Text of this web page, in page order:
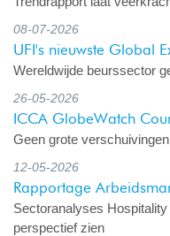
08-07-2026
UFI's nieuwste Global
Wereldwijde beurssector
26-05-2026
ICCA GlobeWatch
Geen grote
12-05-2026
Rapportage
Sectoranalyses
perspectief zien